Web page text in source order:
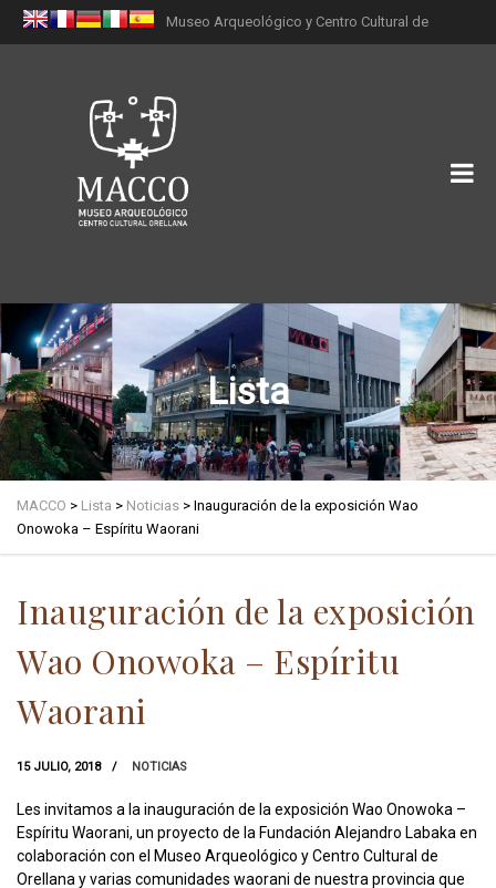
Museo Arqueológico y Centro Cultural de
Lista
MACCO > Lista > Noticias > Inauguración de la exposición Wao
Onowoka – Espíritu Waorani
Inauguración de la exposición
Wao Onowoka – Espíritu
Waorani
15 JULIO, 2018 NOTICIAS
Les invitamos a la inauguración de la exposición Wao Onowoka –
Espíritu Waorani, un proyecto de la Fundación Alejandro Labaka en
colaboración con el Museo Arqueológico y Centro Cultural de
Orellana y varias comunidades waorani de nuestra provincia que